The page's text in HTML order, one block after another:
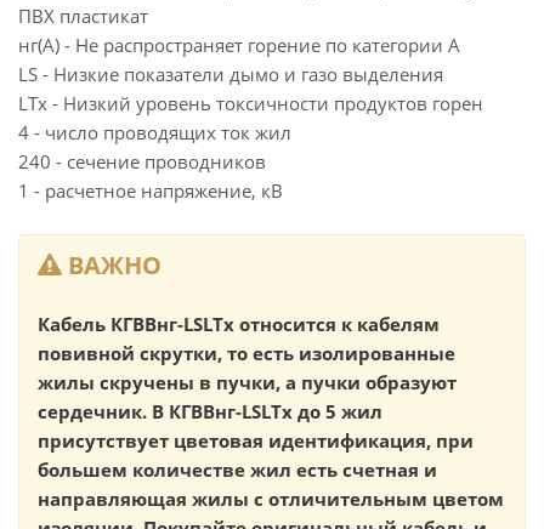
ПВХ пластикат
нг(А) - Не распространяет горение по категории А
LS - Низкие показатели дымо и газо выделения
LTx - Низкий уровень токсичности продуктов горен
4 - число проводящих ток жил
240 - сечение проводников
1 - расчетное напряжение, кВ
ВАЖНО
Кабель КГВВнг-LSLTx относится к кабелям
повивной скрутки, то есть изолированные
жилы скручены в пучки, а пучки образуют
сердечник. В КГВВнг-LSLTx до 5 жил
присутствует цветовая идентификация, при
большем количестве жил есть счетная и
направляющая жилы с отличительным цветом